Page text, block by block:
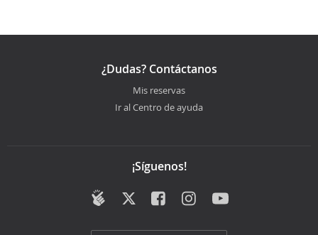
¿Dudas? Contáctanos
Mis reservas
Ir al Centro de ayuda
¡Síguenos!